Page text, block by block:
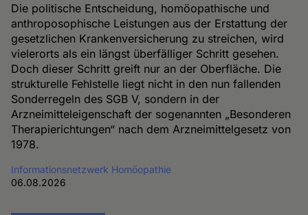
Die politische Entscheidung, homöopathische und
anthroposophische Leistungen aus der Erstattung der
gesetzlichen Krankenversicherung zu streichen, wird
vielerorts als ein längst überfälliger Schritt gesehen.
Doch dieser Schritt greift nur an der Oberfläche. Die
strukturelle Fehlstelle liegt nicht in den nun fallenden
Sonderregeln des SGB V, sondern in der
Arzneimitteleigenschaft der sogenannten „Besonderen
Therapierichtungen“ nach dem Arzneimittelgesetz von
1978.
Informationsnetzwerk Homöopathie
06.08.2026